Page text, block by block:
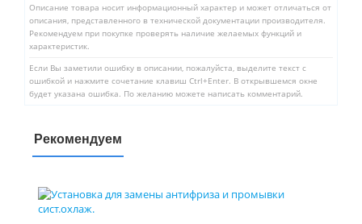
Описание товара носит информационный характер и может отличаться от
описания, представленного в технической документации производителя.
Рекомендуем при покупке проверять наличие желаемых функций и
характеристик.
Если Вы заметили ошибку в описании, пожалуйста, выделите текст с
ошибкой и нажмите сочетание клавиш Ctrl+Enter. В открывшемся окне
будет указана ошибка. По желанию можете написать комментарий.
Рекомендуем